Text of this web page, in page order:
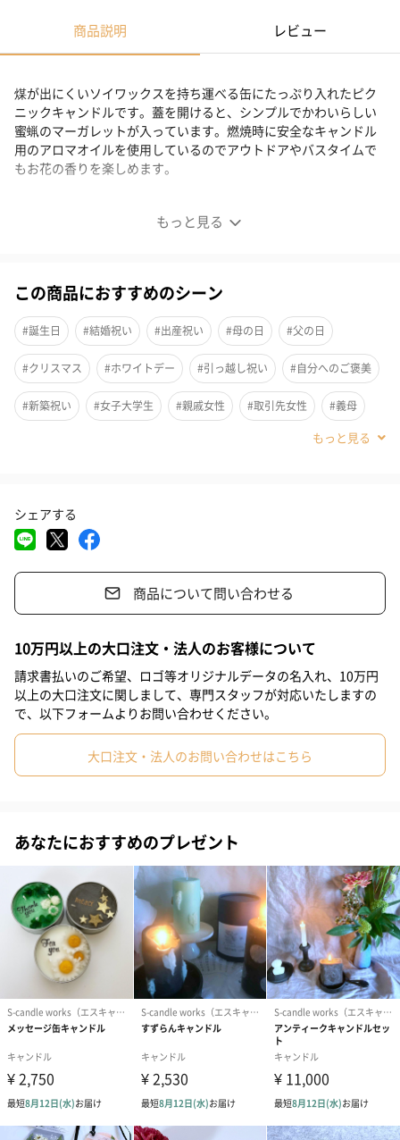
商品説明 レビュー
もっと見る
煤が出にくいソイワックスを持ち運べる缶にたっぷり入れたピク
ニックキャンドルです。蓋を開けると、シンプルでかわいらしい
蜜蝋のマーガレットが入っています。燃焼時に安全なキャンドル
用のアロマオイルを使用しているのでアウトドアやバスタイムで
もお花の香りを楽しめます。
煤が出にくい
煤が出にくいソイワックスを持ち運べる缶にたっぷり入れたピク
ニックキャンドルです。
蓋を開けると、シンプルでかわいらしい蜜蝋のマーガレットが入
っています。
青い花…シトロネラとユーカリのミックス
虫除けに使用されることでも有名で、爽やかで清々しい香りで
す。
白い花..プルメリア
優しいフローラルな香りで、リラックスタイムにおすすめです。
※燃焼時に安全なキャンドル用のアロマオイルを使用していま
す。
この商品におすすめのシーン
#誕生日 #結婚祝い #出産祝い #母の日 #父の日
#クリスマス #ホワイトデー #引っ越し祝い #自分へのご褒美
#新築祝い #女子大学生 #親戚女性 #取引先女性 #義母
#同僚女性
#女友達
シェアする
商品について問い合わせる
10万円以上の大口注文・法人のお客様について
請求書払いのご希望、ロゴ等オリジナルデータの名入れ、10万円
以上の大口注文に関しまして、専門スタッフが対応いたしますの
で、以下フォームよりお問い合わせください。
大口注文・法人のお問い合わせはこちら
あなたにおすすめのプレゼント